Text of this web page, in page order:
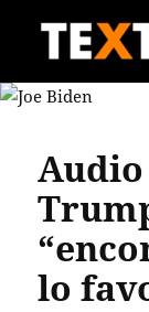
TEXTUAL
lo